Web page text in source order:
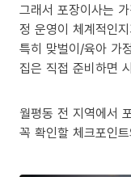
그래서 포장이사는
정 운영이 체계적인
특히 맞벌이/육아 가
집은 직접 준비하면
월평동 전 지역에서
꼭 확인할 체크포인